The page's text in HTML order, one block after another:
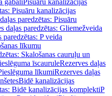
gabaliPisuāru kanalizācijas
Pisuāru kanalizācijas
paredzētas: Pisuāru
daļas paredzētas: Gliemežveida
paredzētas: P veida
līkumu
Skalošanas cauruļu un
īscauruleRezerves daļas
līkumiRezerves daļas
Bidē kanalizācijas
Bidē kanalizācijas komplektiP